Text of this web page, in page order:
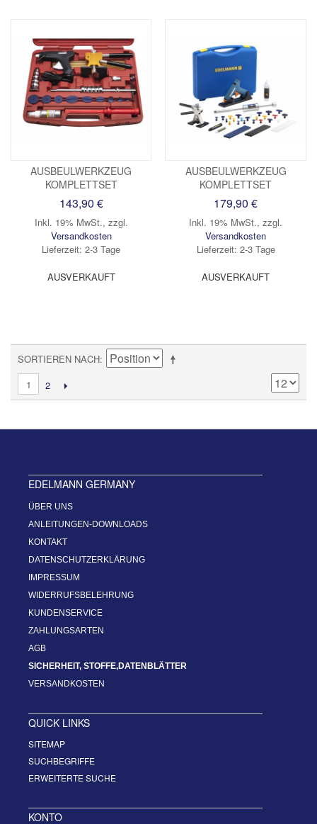
AUSBEULWERKZEUG
KOMPLETTSET
143,90 €
Inkl. 19% MwSt., zzgl.
Versandkosten
Lieferzeit: 2-3 Tage
AUSVERKAUFT
AUSBEULWERKZEUG
KOMPLETTSET
179,90 €
Inkl. 19% MwSt.,zzgl.
Versandkosten
Lieferzeit: 2-3 Tage
AUSVERKAUFT
SORTIEREN NACH
1
2
EDELMANN GERMANY
ÜBER UNS
ANLEITUNGEN-DOWNLOADS
KONTAKT
DATENSCHUTZERKLÄRUNG
IMPRESSUM
WIDERRUFSBELEHRUNG
KUNDENSERVICE
ZAHLUNGSARTEN
AGB
SICHERHEIT, STOFFE,DATENBLÄTTER
VERSANDKOSTEN
QUICK LINKS
SITEMAP
SUCHBEGRIFFE
ERWEITERTE SUCHE
KONTO